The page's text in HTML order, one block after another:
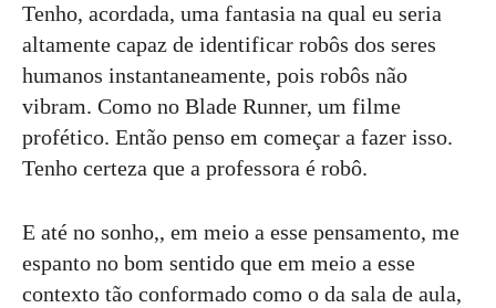
Tenho, acordada, uma fantasia na qual eu seria
altamente capaz de identificar robôs dos seres
humanos instantaneamente, pois robôs não
vibram. Como no Blade Runner, um filme
profético. Então penso em começar a fazer isso.
Tenho certeza que a professora é robô.
E até no sonho,, em meio a esse pensamento, me
espanto no bom sentido que em meio a esse
contexto tão conformado como o da sala de aula,